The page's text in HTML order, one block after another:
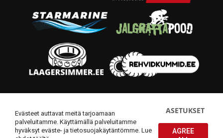
Evästeet auttavat meitä tarjoamaan
palveluitamme. Käyttämällä palveluitamme
hyväksyt eväste- ja tietosuojakäytäntömme.Lue
ASETUKSET
AGREE